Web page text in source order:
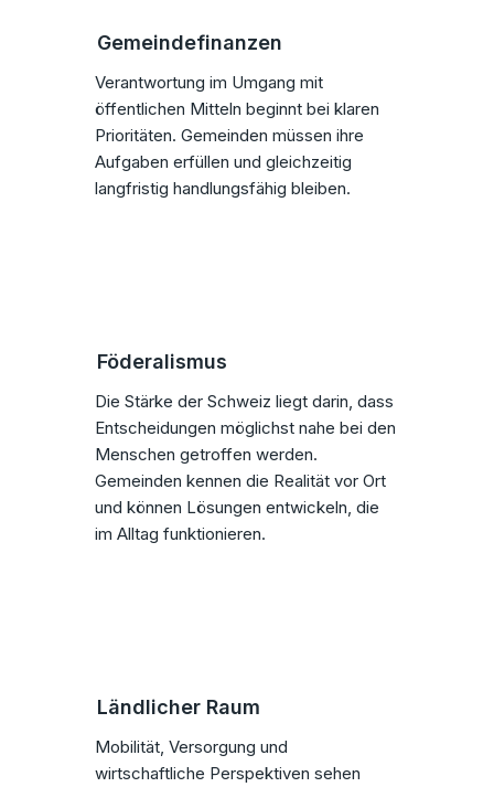
Gemeindefinanzen
Verantwortung im Umgang mit
öffentlichen Mitteln beginnt bei klaren
Prioritäten. Gemeinden müssen ihre
Aufgaben erfüllen und gleichzeitig
langfristig handlungsfähig bleiben.
Föderalismus
Die Stärke der Schweiz liegt darin, dass
Entscheidungen möglichst nahe bei den
Menschen getroffen werden.
Gemeinden kennen die Realität vor Ort
und können Lösungen entwickeln, die
im Alltag funktionieren.
Ländlicher Raum
Mobilität, Versorgung und
wirtschaftliche Perspektiven sehen